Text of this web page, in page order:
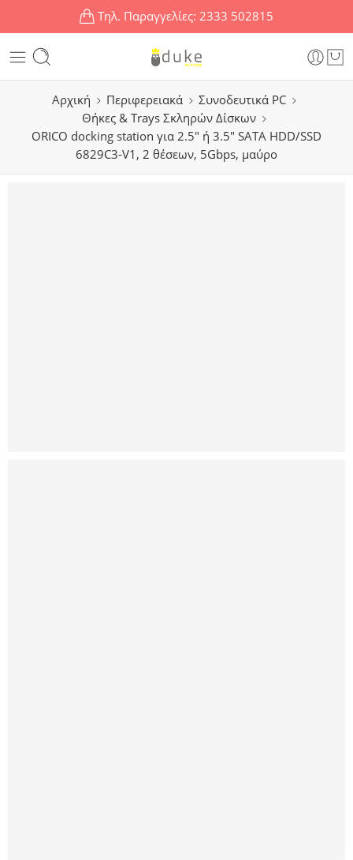
Τηλ. Παραγγελίες: 2333 502815
Αρχική Περιφερειακά
Συνοδευτικά PC
Θήκες & Trays Σκληρών Δίσκων
ORICO docking station για 2.5″ ή 3.5″ SATA HDD/SSD
6829C3-V1, 2 θέσεων, 5Gbps, μαύρο